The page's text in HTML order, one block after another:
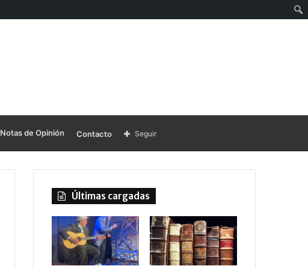
Notas de Opinión Contacto Seguir
Últimas cargadas